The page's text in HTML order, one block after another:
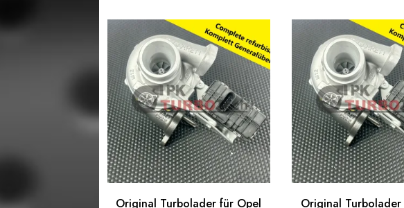
sortiert
Original Turbolader für Opel
Original